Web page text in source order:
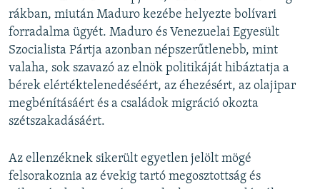
rákban, miután Maduro kezébe helyezte bolívari
forradalma ügyét. Maduro és Venezuelai Egyesült
Szocialista Pártja azonban népszerűtlenebb, mint
valaha, sok szavazó az elnök politikáját hibáztatja a
bérek elértéktelenedéséért, az éhezésért, az olajipar
megbénításáért és a családok migráció okozta
szétszakadásáért.
Az ellenzéknek sikerült egyetlen jelölt mögé
felsorakoznia az évekig tartó megosztottság és